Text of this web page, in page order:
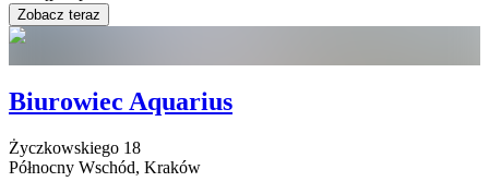
Zobacz teraz
Biurowiec Aquarius
Życzkowskiego 18
Północny Wschód, Kraków